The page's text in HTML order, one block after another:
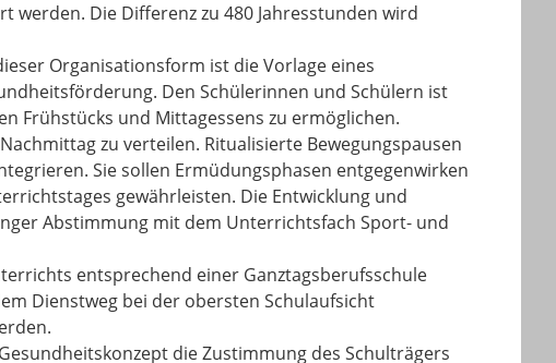
Die Differenz zu 480 Jahresstunden wird
Organisationsform ist die Vorlage eines
Den Schülerinnen und Schülern ist
Frühstücks und Mittagessens zu ermöglichen.
zu verteilen. Ritualisierte Bewegungspausen
Sie sollen Ermüdungsphasen entgegenwirken
gewährleisten. Die Entwicklung und
Abstimmung mit dem Unterrichtsfach Sport- und
entsprechend einer Ganztagsberufsschule
Dienstweg bei der obersten Schulaufsicht
die Zustimmung des Schulträgers